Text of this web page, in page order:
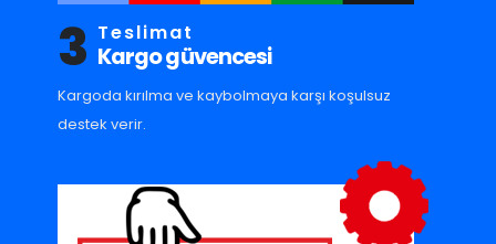
3 Teslimat
Kargo güvencesi
Kargoda kırılma ve kaybolmaya karşı koşulsuz
destek verir.